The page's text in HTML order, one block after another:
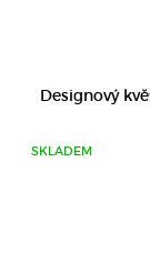
Designový
SKLADEM